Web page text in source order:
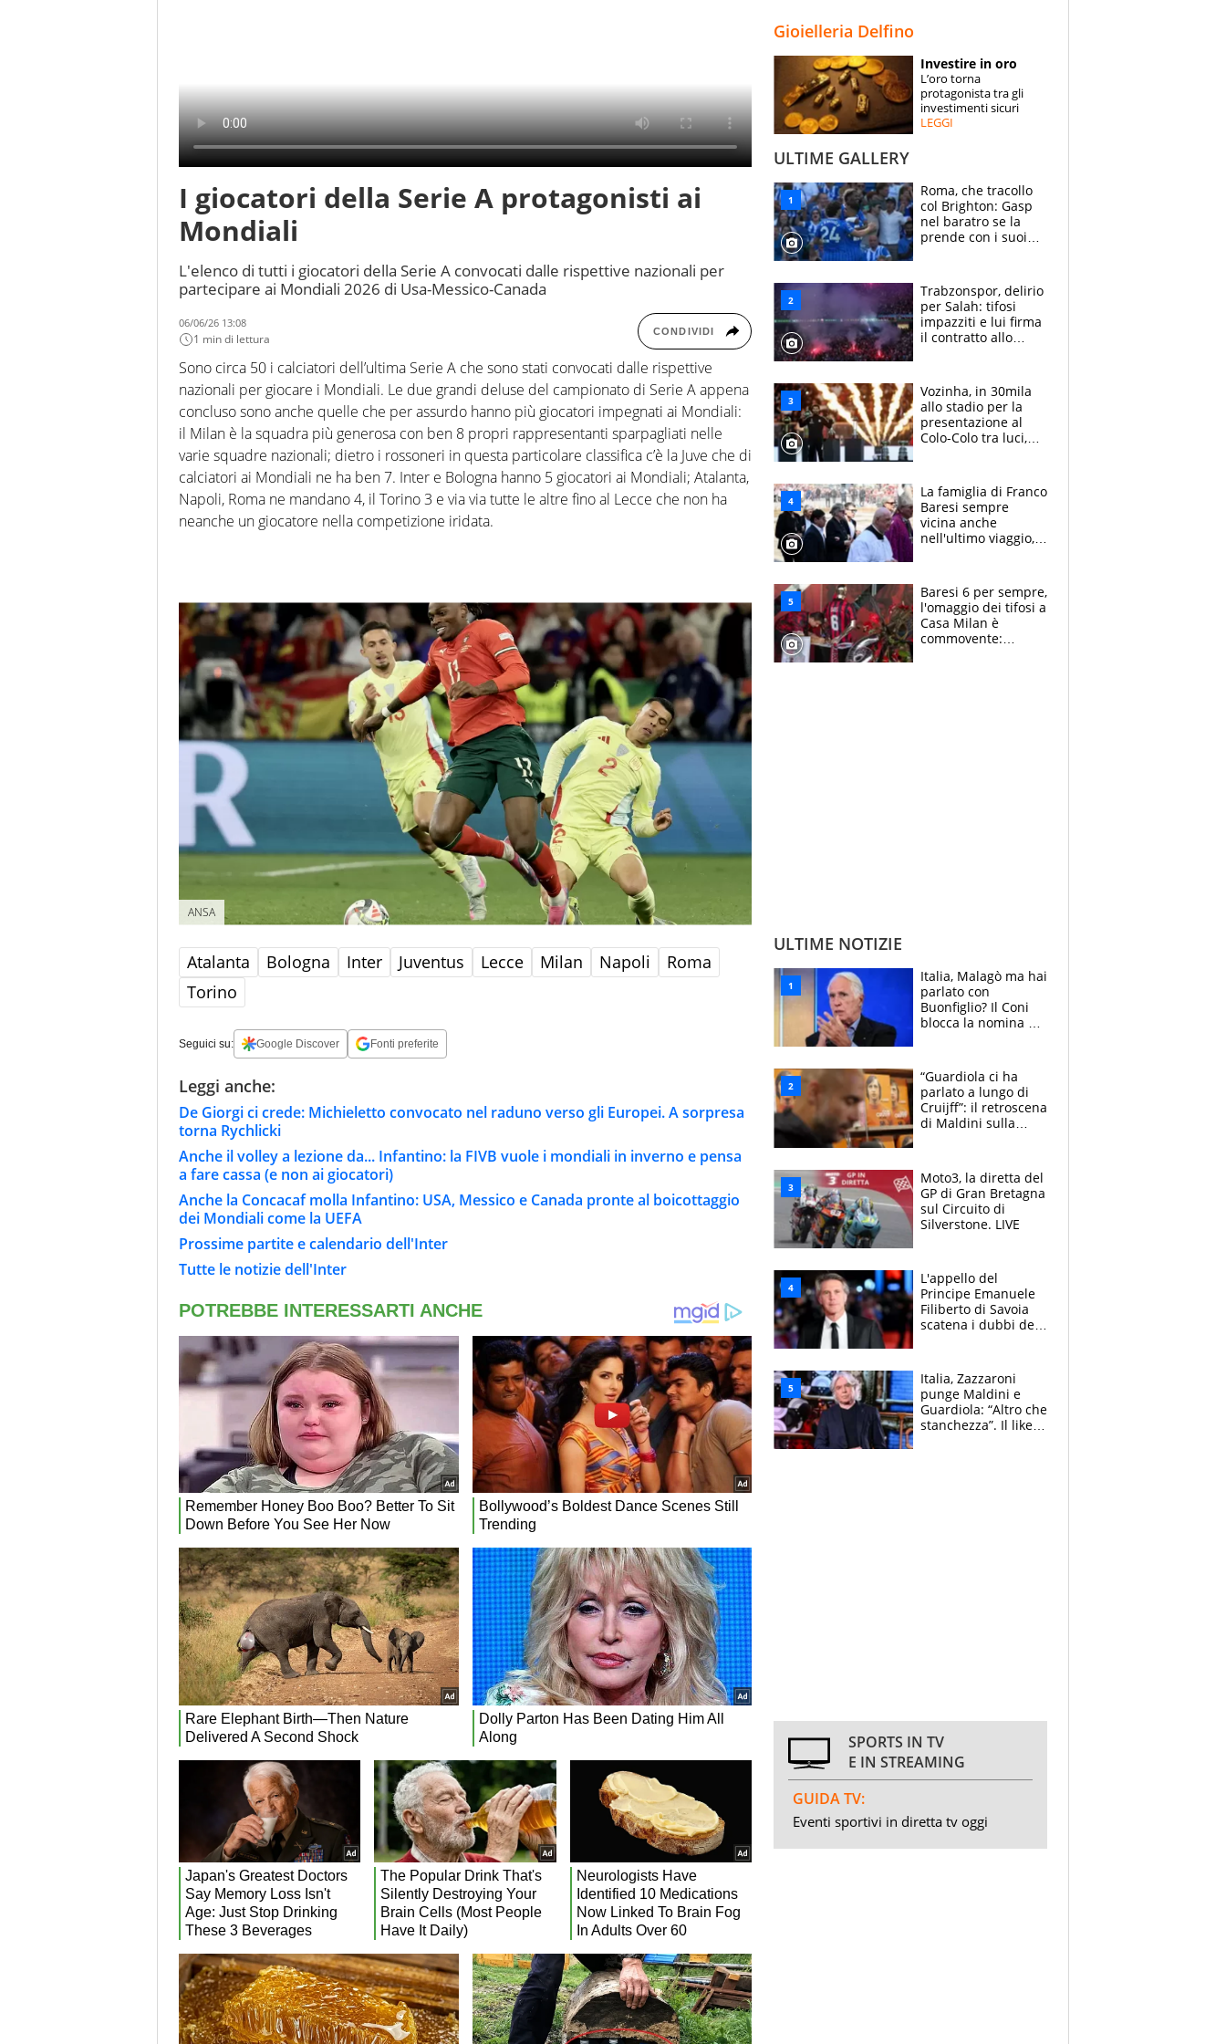
ESPERTI
CONTATTI
I giocatori della Serie A protagonisti ai
Mondiali
L'elenco di tutti i giocatori della Serie A convocati dalle rispettive nazionali per
partecipare ai Mondiali 2026 di Usa-Messico-Canada
06/06/26 13:08
1 min di lettura CONDIVIDI
Sono circa 50 i calciatori dell’ultima Serie A che sono stati convocati dalle rispettive
nazionali per giocare i Mondiali. Le due grandi deluse del campionato di Serie A appena
concluso sono anche quelle che per assurdo hanno più giocatori impegnati ai Mondiali:
il Milan è la squadra più generosa con ben 8 propri rappresentanti sparpagliati nelle
varie squadre nazionali; dietro i rossoneri in questa particolare classifica c’è la Juve che di
calciatori ai Mondiali ne ha ben 7. Inter e Bologna hanno 5 giocatori ai Mondiali; Atalanta,
Napoli, Roma ne mandano 4, il Torino 3 e via via tutte le altre fino al Lecce che non ha
neanche un giocatore nella competizione iridata.
ANSA
Atalanta Bologna Inter Juventus Lecce Milan Napoli
Roma
Torino
Seguici su: Google Discover Fonti preferite
Leggi anche:
De Giorgi ci crede: Michieletto convocato nel raduno verso gli Europei. A sorpresa
torna Rychlicki
Anche il volley a lezione da... Infantino: la FIVB vuole i mondiali in inverno e pensa
a fare cassa (e non ai giocatori)
Anche la Concacaf molla Infantino: USA, Messico e Canada pronte al boicottaggio
dei Mondiali come la UEFA
Prossime partite e calendario dell'Inter
Tutte le notizie dell'Inter
Gioielleria Delfino
Investire in oro
L’oro torna
protagonista tra gli
investimenti sicuri
LEGGI
ULTIME GALLERY
Roma, che tracollo
col Brighton: Gasp
nel baratro se la
prende con i suoi
Trabzonspor, delirio
per Salah: tifosi
impazziti e lui firma
il contratto allo
Vozinha, in 30mila
allo stadio per la
presentazione al
Colo-Colo tra luci,
La famiglia di Franco
Baresi sempre
vicina anche
nell'ultimo viaggio,
circondati
dall'affetto dei tifosi
Baresi 6 per sempre,
l'omaggio dei tifosi a
Casa Milan è
commovente:
ULTIME NOTIZIE
Italia, Malagò ma hai
parlato con
Buonfiglio? Il Coni
blocca la nomina di
“Guardiola ci ha
parlato a lungo di
Cruijff”: il retroscena
di Maldini sulla
Moto3, la diretta del
GP di Gran Bretagna
sul Circuito di
Silverstone. LIVE
L'appello del
Principe Emanuele
Filiberto di Savoia
scatena i dubbi dei
Italia, Zazzaroni
punge Maldini e
Guardiola: “Altro che
stanchezza”. Il like
SPORTS IN TV
E IN STREAMING
GUIDA TV:
Eventi sportivi in diretta tv oggi